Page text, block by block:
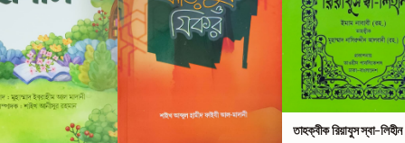
তাহক্বীক রিয়াযুস স্বা-লিহীন